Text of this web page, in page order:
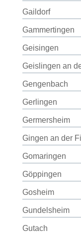
Gaildorf
Gammertingen
Geisingen
Geislingen an
Gengenbach
Gerlingen
Germersheim
Gingen an der
Gomaringen
Göppingen
Gosheim
Gundelsheim
Gutach